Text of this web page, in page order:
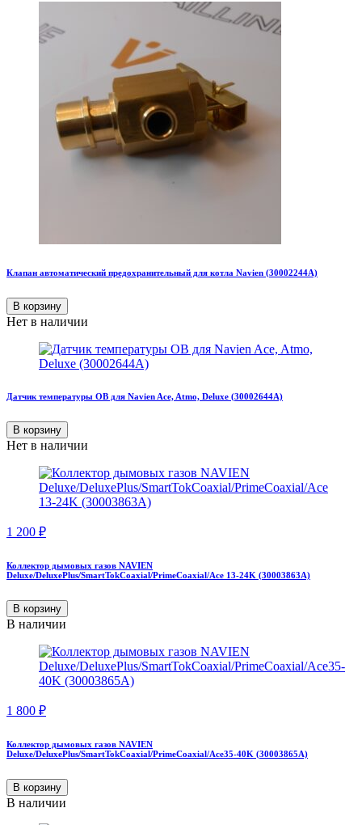
Клапан автоматический предохранительный для котла Navien (30002244A)
В корзину
Нет в наличии
Датчик температуры ОВ для Navien Ace, Atmo, Deluxe (30002644A)
В корзину
Нет в наличии
1 200 ₽
Коллектор дымовых газов NAVIEN
Deluxe/DeluxePlus/SmartTokCoaxial/PrimeCoaxial/Ace 13-24K (30003863A)
В корзину
В наличии
1 800 ₽
Коллектор дымовых газов NAVIEN
Deluxe/DeluxePlus/SmartTokCoaxial/PrimeCoaxial/Ace35-40K (30003865A)
В корзину
В наличии